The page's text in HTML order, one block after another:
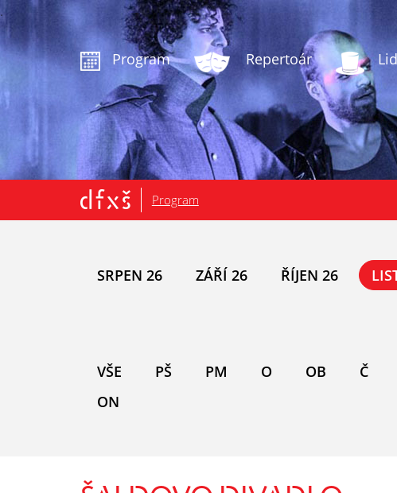
Program Repertoár
.
Program
SRPEN 26 ZÁŘÍ 26 ŘÍJEN 26
VŠE PŠ PM O OB Č
ON